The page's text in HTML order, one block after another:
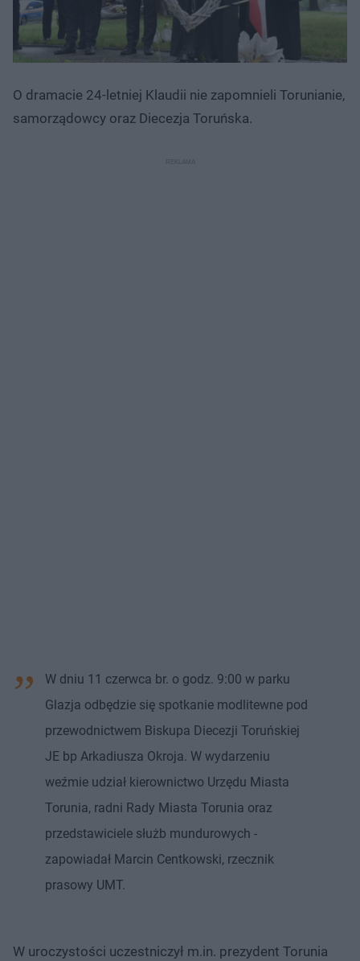
O dramacie 24-letniej Klaudii nie zapomnieli Torunianie,
samorządowcy oraz Diecezja Toruńska.
W dniu 11 czerwca br. o godz. 9:00 w parku
Glazja odbędzie się spotkanie modlitewne pod
przewodnictwem Biskupa Diecezji Toruńskiej
JE bp Arkadiusza Okroja. W wydarzeniu
weźmie udział kierownictwo Urzędu Miasta
Torunia, radni Rady Miasta Torunia oraz
przedstawiciele służb mundurowych -
zapowiadał Marcin Centkowski, rzecznik
prasowy UMT.
W uroczystości uczestniczył m.in. prezydent Torunia